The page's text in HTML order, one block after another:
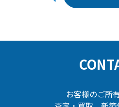
ゲ
お客様のご所